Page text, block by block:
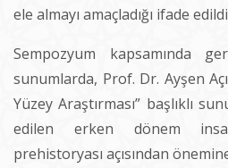
ele almayı amaçladığı ifade
Sempozyum kapsamında
sunumlarda, Prof. Dr. Ayşen
Yüzey Araştırması” başlıklı
edilen erken dönem
prehistoryası açısından